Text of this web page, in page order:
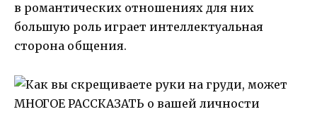
в романтических отношениях для них
большую роль играет интеллектуальная
сторона общения.